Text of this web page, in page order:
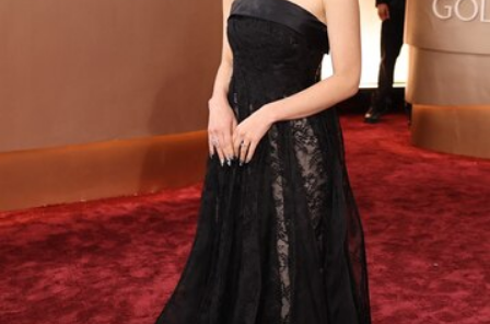
— The Hollywood Reporter (@THR)
January 11, 2026